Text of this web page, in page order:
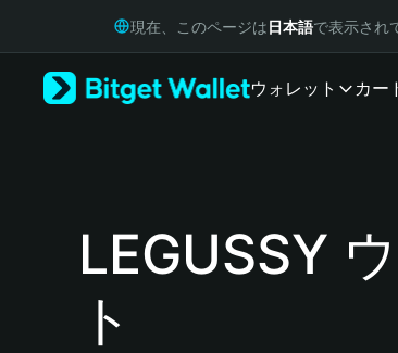
Русский
Português (Portugal)
Bahasa Indonesia
現在、このページは日本語で表示され
ウォレット カー
LEGUSSY
ト